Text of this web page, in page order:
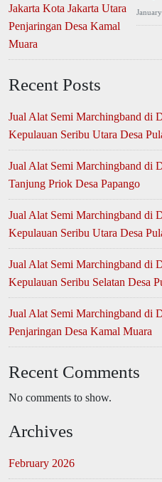
Recent Posts
Jual Alat Semi Marchingband di
Kepulauan Seribu Utara Desa
Jual Alat Semi Marchingband di
Tanjung Priok Desa Papango
Jual Alat Semi Marchingband di
Kepulauan Seribu Utara Desa
Jual Alat Semi Marchingband di
Kepulauan Seribu Selatan Desa
Jual Alat Semi Marchingband di
Penjaringan Desa Kamal Muara
Recent Comments
No comments to show.
Archives
February 2026